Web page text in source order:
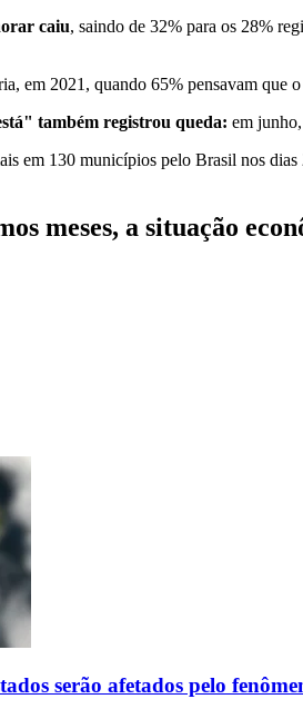
caiu, saindo de 32% para os 28%
em 2021, quando 65% pensavam que
também registrou queda: em
em 130 municípios pelo Brasil nos
meses, a situação
serão afetados pelo